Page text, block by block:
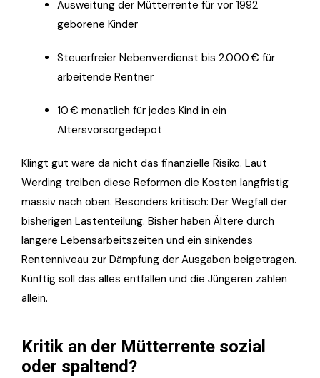
Ausweitung der Mütterrente für vor 1992
geborene Kinder
Steuerfreier Nebenverdienst bis 2.000 € für
arbeitende Rentner
10 € monatlich für jedes Kind in ein
Altersvorsorgedepot
Klingt gut wäre da nicht das finanzielle Risiko. Laut
Werding treiben diese Reformen die Kosten langfristig
massiv nach oben. Besonders kritisch: Der Wegfall der
bisherigen Lastenteilung. Bisher haben Ältere durch
längere Lebensarbeitszeiten und ein sinkendes
Rentenniveau zur Dämpfung der Ausgaben beigetragen.
Künftig soll das alles entfallen und die Jüngeren zahlen
allein.
Kritik an der Mütterrente sozial
oder spaltend?